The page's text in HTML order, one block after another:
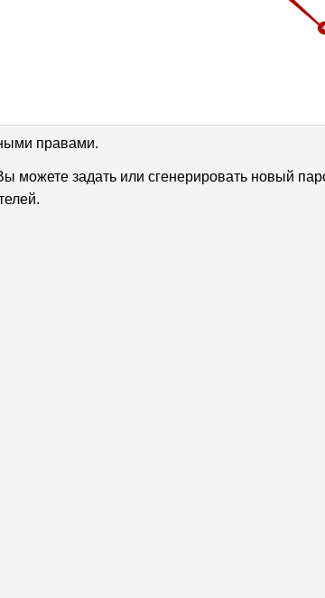
правами.
можете задать или сгенерировать новый